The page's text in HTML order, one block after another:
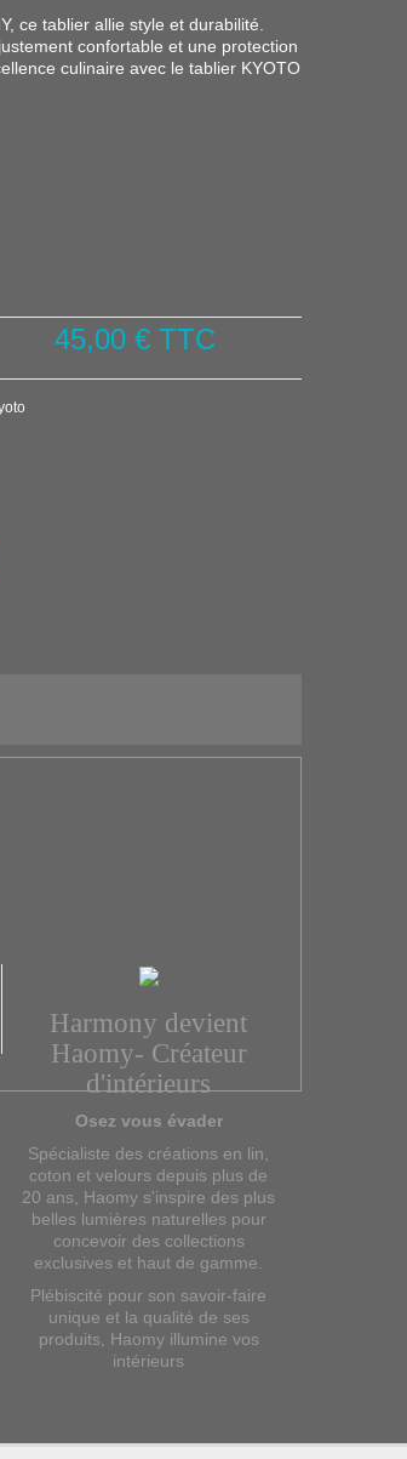
ce tablier allie style et durabilité.
confortable et une protection
culinaire avec le tablier KYOTO
45,00 € TTC
Harmony devient
Haomy- Créateur
d'intérieurs
Osez vous évader
Spécialiste des créations en lin,
coton et velours depuis plus de
20 ans, Haomy s'inspire des plus
belles lumières naturelles pour
concevoir des collections
exclusives et haut de gamme.
Plébiscité pour son savoir-faire
unique et la qualité de ses
produits, Haomy illumine vos
intérieurs